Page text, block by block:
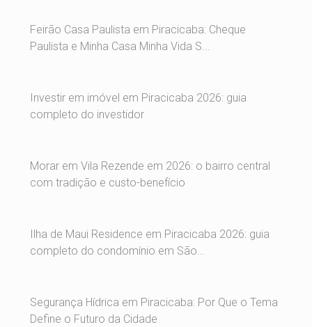
Feirão Casa Paulista em Piracicaba: Cheque
Paulista e Minha Casa Minha Vida S...
Investir em imóvel em Piracicaba 2026: guia
completo do investidor
Morar em Vila Rezende em 2026: o bairro central
com tradição e custo-benefício
Ilha de Maui Residence em Piracicaba 2026: guia
completo do condomínio em São...
Segurança Hídrica em Piracicaba: Por Que o Tema
Define o Futuro da Cidade